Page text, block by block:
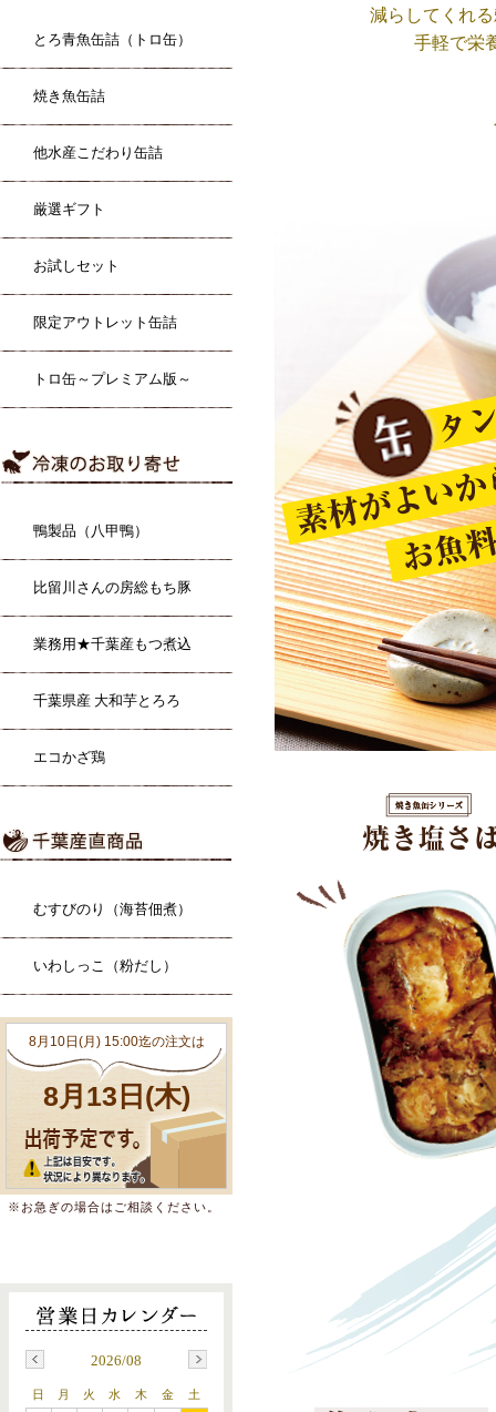
減らしてくれ
手軽で栄
とろ青魚缶詰（トロ缶）
焼き魚缶詰
他水産こだわり缶詰
厳選ギフト
お試しセット
限定アウトレット缶詰
トロ缶～プレミアム版～
鴨製品（八甲鴨）
比留川さんの房総もち豚
業務用★千葉産もつ煮込
千葉県産 大和芋とろろ
エコかざ鶏
むすびのり（海苔佃煮）
いわしっこ（粉だし）
※お急ぎの場合はご相談ください。
2026/08
日 月 火 水 木 金
土